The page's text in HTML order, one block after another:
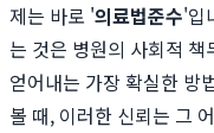
제는 바로 '의료법준수'입
는 것은 병원의 사회적
얻어내는 가장 확실한 방
볼 때, 이러한 신뢰는 그